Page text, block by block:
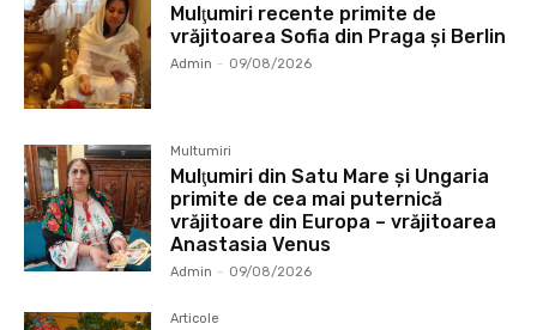
Mulţumiri recente primite de
vrăjitoarea Sofia din Praga și Berlin
Admin - 09/08/2026
Multumiri
Mulţumiri din Satu Mare și Ungaria
primite de cea mai puternică
vrăjitoare din Europa – vrăjitoarea
Anastasia Venus
Admin - 09/08/2026
Articole